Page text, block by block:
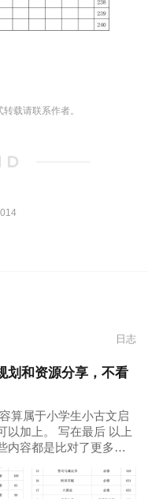
载请联系作者。
日志
划和资源分享，不看
算属于小学生小古文启
以加上。 写在最后 以上
内容都是比对了更多的
很多）。 目的是为了给